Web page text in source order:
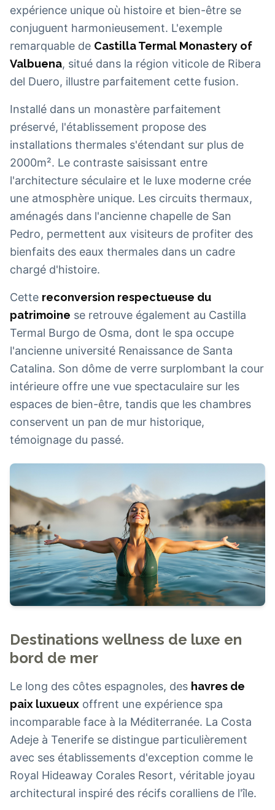
expérience unique où histoire et bien-être se
conjuguent harmonieusement. L'exemple
remarquable de Castilla Termal Monastery of
Valbuena, situé dans la région viticole de Ribera
del Duero, illustre parfaitement cette fusion.
Installé dans un monastère parfaitement
préservé, l'établissement propose des
installations thermales s'étendant sur plus de
2000m². Le contraste saisissant entre
l'architecture séculaire et le luxe moderne crée
une atmosphère unique. Les circuits thermaux,
aménagés dans l'ancienne chapelle de San
Pedro, permettent aux visiteurs de profiter des
bienfaits des eaux thermales dans un cadre
chargé d'histoire.
Cette reconversion respectueuse du
patrimoine se retrouve également au Castilla
Termal Burgo de Osma, dont le spa occupe
l'ancienne université Renaissance de Santa
Catalina. Son dôme de verre surplombant la cour
intérieure offre une vue spectaculaire sur les
espaces de bien-être, tandis que les chambres
conservent un pan de mur historique,
témoignage du passé.
Destinations wellness de luxe en
bord de mer
Le long des côtes espagnoles, des havres de
paix luxueux offrent une expérience spa
incomparable face à la Méditerranée. La Costa
Adeje à Tenerife se distingue particulièrement
avec ses établissements d'exception comme le
Royal Hideaway Corales Resort, véritable joyau
architectural inspiré des récifs coralliens de l'île.